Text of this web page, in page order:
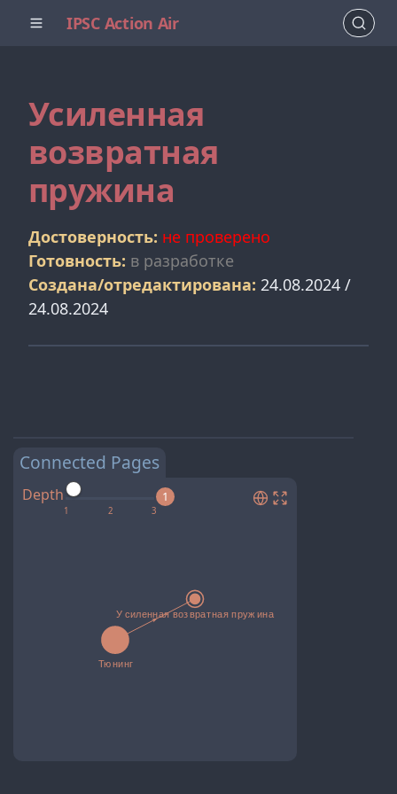
IPSC Action Air
Усиленная
возвратная
пружина
Достоверность: не проверено
Готовность: в разработке
Создана/отредактирована: 24.08.2024 /
24.08.2024
Connected Pages
Depth 1